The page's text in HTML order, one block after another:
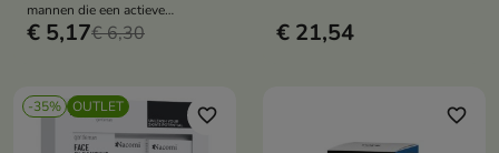
mannen die een actieve
levensstijl leiden en effectieve
€ 5,17€ 6,30 € 21,54
-35% OUTLET favorite_border favorite_border